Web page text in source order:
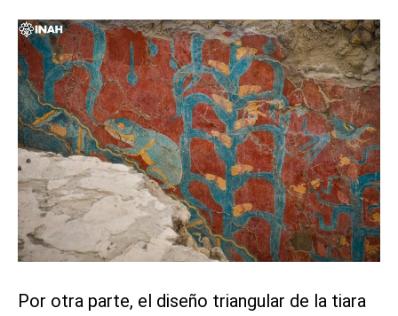
Por otra parte, el diseño triangular de la tiara